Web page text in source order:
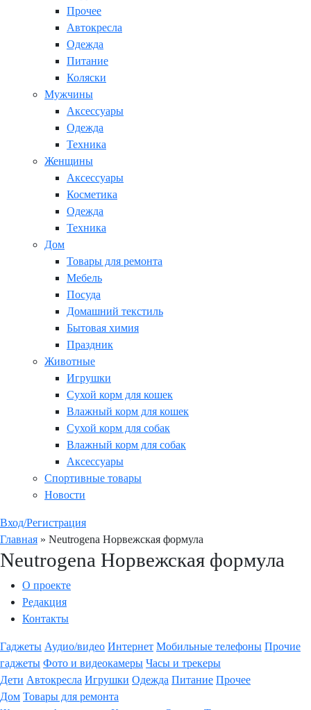
Прочее
Автокресла
Одежда
Питание
Коляски
Мужчины
Аксессуары
Одежда
Техника
Женщины
Аксессуары
Косметика
Одежда
Техника
Дом
Товары для ремонта
Мебель
Посуда
Домашний текстиль
Бытовая химия
Праздник
Животные
Игрушки
Сухой корм для кошек
Влажный корм для кошек
Сухой корм для собак
Влажный корм для собак
Аксессуары
Спортивные товары
Новости
Вход/Регистрация
Главная » Neutrogena Норвежская формула
Neutrogena Норвежская формула
О проекте
Редакция
Контакты
Гаджеты Аудио/видео Интернет Мобильные телефоны Прочие
гаджеты Фото и видеокамеры Часы и трекеры
Дети Автокресла Игрушки Одежда Питание Прочее
Дом Товары для ремонта